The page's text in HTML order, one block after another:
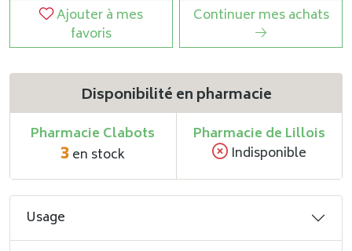
Ajouter à mes
favoris
Continuer mes achats
Disponibilité en pharmacie
Pharmacie Clabots
3en stock
Pharmacie de Lillois
Indisponible
Usage